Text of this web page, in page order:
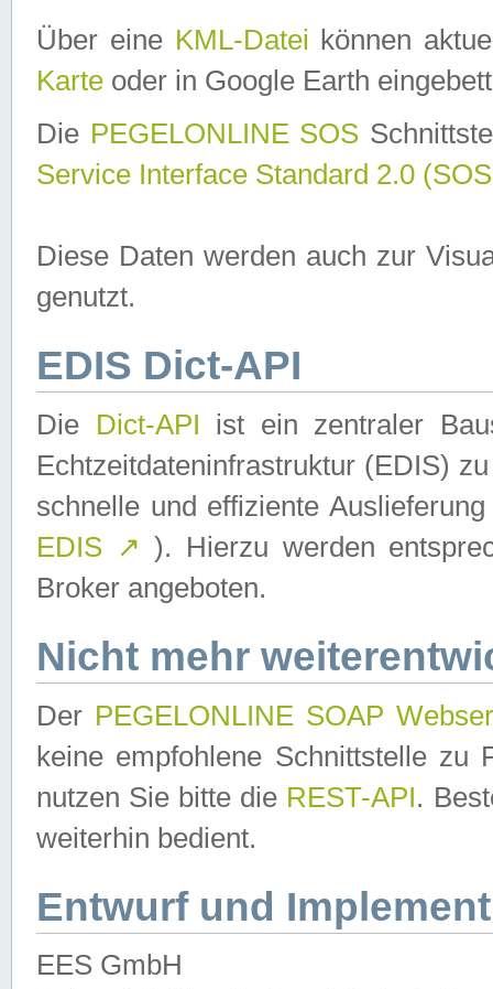
Über eine KML-Datei können
Karte oder in Google Earth
Die PEGELONLINE SOS
Service Interface Standard 2.0
Diese Daten werden auch zur
genutzt.
EDIS Dict-API
Die Dict-API ist ein zentraler
Echtzeitdateninfrastruktur (EDIS)
schnelle und effiziente
EDIS ↗ ). Hierzu werden
Broker angeboten.
Nicht mehr
Der PEGELONLINE SOAP
keine empfohlene Schnittstelle zu
nutzen Sie bitte die REST-API.
weiterhin bedient.
Entwurf und
EES GmbH